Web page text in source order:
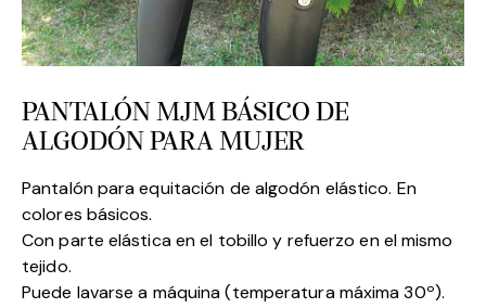
PANTALÓN MJM BÁSICO DE
ALGODÓN PARA MUJER
Pantalón para equitación de algodón elástico. En
colores básicos.
Con parte elástica en el tobillo y refuerzo en el mismo
tejido.
Puede lavarse a máquina (temperatura máxima 30º).